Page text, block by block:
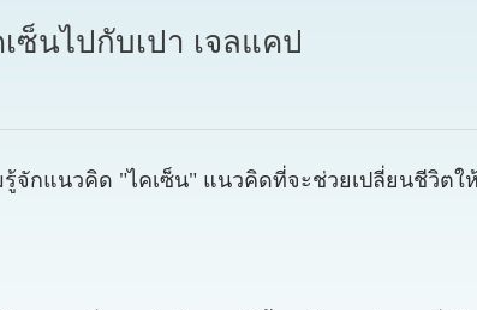
ซ็นไปกับเปา เจลแคป
จักแนวคิด "ไคเซ็น" แนวคิดที่จะช่วยเปลี่ยนชีวิตให้